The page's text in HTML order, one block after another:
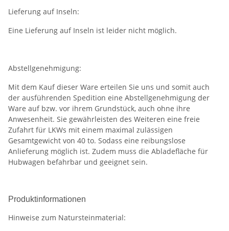
Lieferung auf Inseln:
Eine Lieferung auf Inseln ist leider nicht möglich.
Abstellgenehmigung:
Mit dem Kauf dieser Ware erteilen Sie uns und somit auch
der ausführenden Spedition eine Abstellgenehmigung der
Ware auf bzw. vor ihrem Grundstück, auch ohne ihre
Anwesenheit. Sie gewährleisten des Weiteren eine freie
Zufahrt für LKWs mit einem maximal zulässigen
Gesamtgewicht von 40 to. Sodass eine reibungslose
Anlieferung möglich ist. Zudem muss die Abladefläche für
Hubwagen befahrbar und geeignet sein.
Produktinformationen
Hinweise zum Natursteinmaterial: